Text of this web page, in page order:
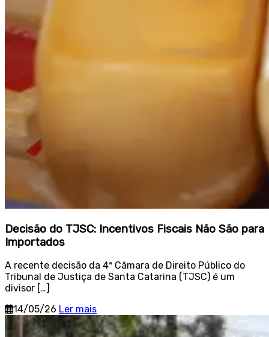
Decisão do TJSC: Incentivos Fiscais Não São para
Importados
A recente decisão da 4ª Câmara de Direito Público do
Tribunal de Justiça de Santa Catarina (TJSC) é um
divisor […]
14/05/26 Ler mais